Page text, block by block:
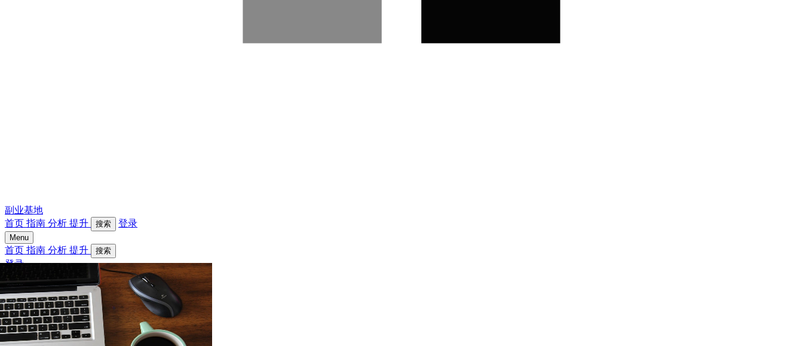
副业基地
首页 指南 分析 提升 搜索 登录
Menu
首页 指南 分析 提升 搜索
登录